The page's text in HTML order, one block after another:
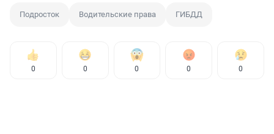
Подросток Водительские права ГИБДД
0 0 0 0 0